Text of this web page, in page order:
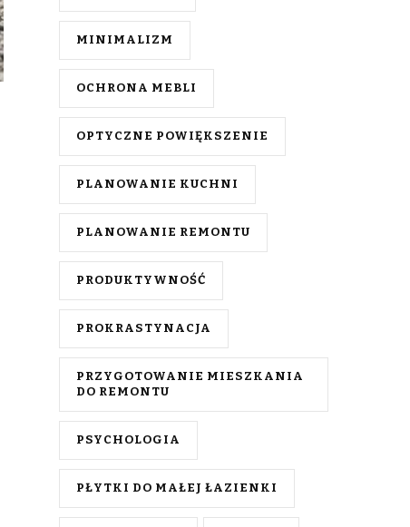
MINIMALIZM
OCHRONA MEBLI
OPTYCZNE POWIĘKSZENIE
PLANOWANIE KUCHNI
PLANOWANIE REMONTU
PRODUKTYWNOŚĆ
PROKRASTYNACJA
PRZYGOTOWANIE MIESZKANIA
DO REMONTU
PSYCHOLOGIA
PŁYTKI DO MAŁEJ ŁAZIENKI